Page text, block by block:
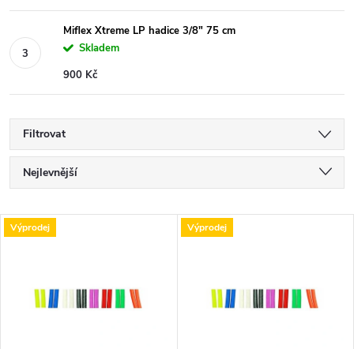
Miflex Xtreme LP hadice 3/8" 75 cm
Skladem
900 Kč
Filtrovat
Ř
a
Nejlevnější
Nejprodávanější
V
Výprodej Výprodej